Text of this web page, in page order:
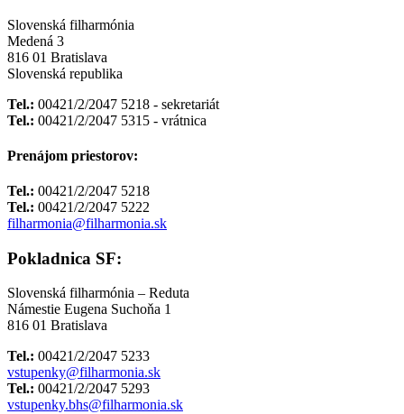
Slovenská filharmónia
Medená 3
816 01 Bratislava
Slovenská republika
Tel.: 00421/2/2047 5218 - sekretariát
Tel.: 00421/2/2047 5315 - vrátnica
Prenájom priestorov:
Tel.: 00421/2/2047 5218
Tel.: 00421/2/2047 5222
filharmonia@filharmonia.sk
Pokladnica SF:
Slovenská filharmónia – Reduta
Námestie Eugena Suchoňa 1
816 01 Bratislava
Tel.: 00421/2/2047 5233
vstupenky@filharmonia.sk
Tel.: 00421/2/2047 5293
vstupenky.bhs@filharmonia.sk